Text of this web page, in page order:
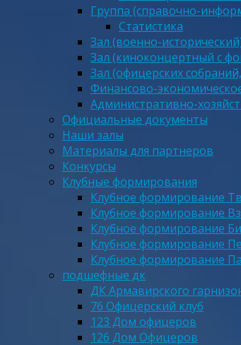
Группа (справочно-
Статистика
Зал (военно-
Зал (киноконцертный с
Зал (офицерских
Финансово-
Административно-
Официальные документы
Наши залы
Материалы для партнеров
Конкурсы
Клубные формирования
Клубное формирование
Клубное формирование
Клубное формирование
Клубное формирование
Клубное формирование
подшефные дк
ДК Армавирского
76 Офицерский клуб
123 Дом офицеров
126 Дом Офицеров